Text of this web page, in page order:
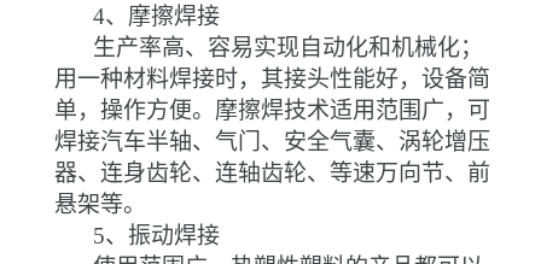
4、摩擦焊接
生产率高、容易实现自动化和机械化；
用一种材料焊接时，其接头性能好，设备简
单，操作方便。摩擦焊技术适用范围广，可
焊接汽车半轴、气门、安全气囊、涡轮增压
器、连身齿轮、连轴齿轮、等速万向节、前
悬架等。
5、振动焊接